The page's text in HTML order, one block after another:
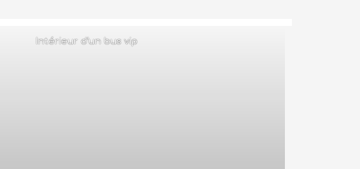
Intérieur d’un bus vip